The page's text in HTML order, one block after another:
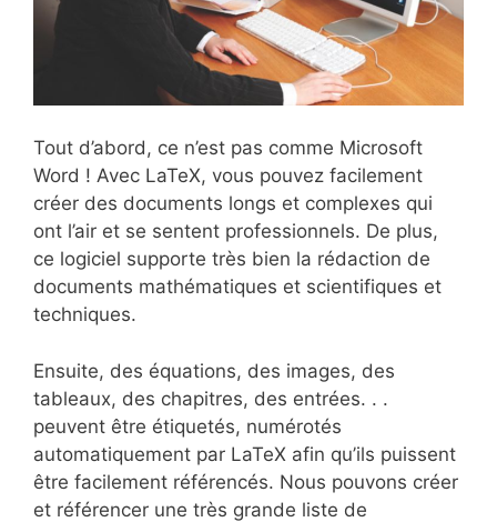
Tout d’abord, ce n’est pas comme Microsoft
Word ! Avec LaTeX, vous pouvez facilement
créer des documents longs et complexes qui
ont l’air et se sentent professionnels. De plus,
ce logiciel supporte très bien la rédaction de
documents mathématiques et scientifiques et
techniques.
Ensuite, des équations, des images, des
tableaux, des chapitres, des entrées. . .
peuvent être étiquetés, numérotés
automatiquement par LaTeX afin qu’ils puissent
être facilement référencés. Nous pouvons créer
et référencer une très grande liste de